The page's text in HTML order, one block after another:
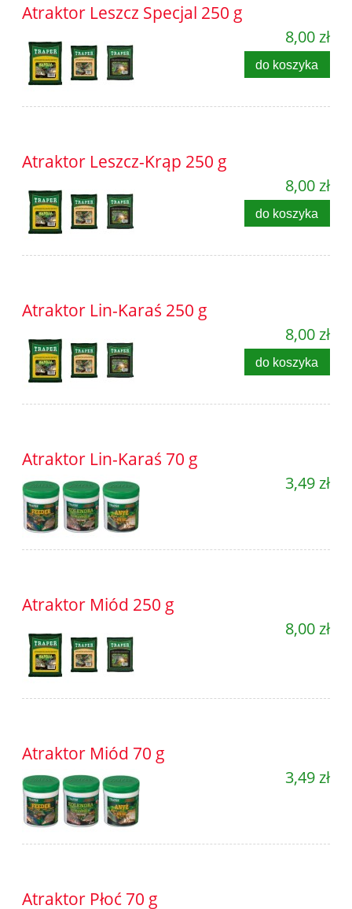
Atraktor Leszcz Specjal 250 g
8,00 zł
do koszyka
Atraktor Leszcz-Krąp 250 g
8,00 zł
do koszyka
Atraktor Lin-Karaś 250 g
8,00 zł
do koszyka
Atraktor Lin-Karaś 70 g
3,49 zł
Atraktor Miód 250 g
8,00 zł
Atraktor Miód 70 g
3,49 zł
Atraktor Płoć 70 g